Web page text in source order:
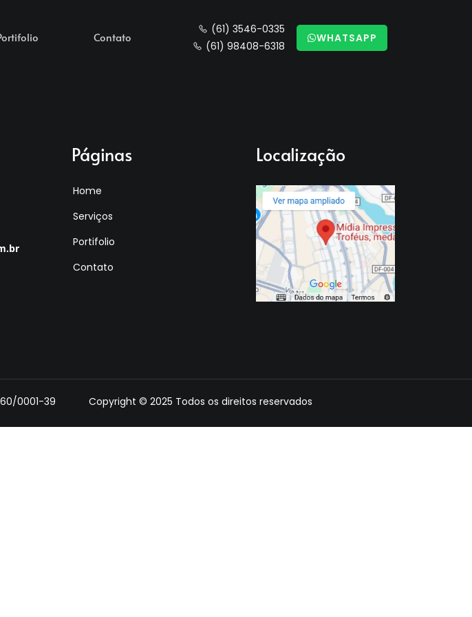
Contato
(61) 3546-0335
(61) 98408-6318
WHATSAPP
Páginas
Home
Serviços
Portifolio
Contato
Localização
0001-39 Copyright © 2025 Todos os direitos reservados